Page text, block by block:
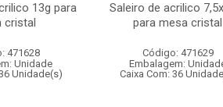
13g para
cristal
471628
Unidade
Unidade(s)
Saleiro de acrilico
para mesa cristal
Código: 471629
Embalagem:
Caixa Com: 36